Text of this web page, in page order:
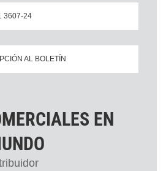
3607-24
AL BOLETÍN
EN